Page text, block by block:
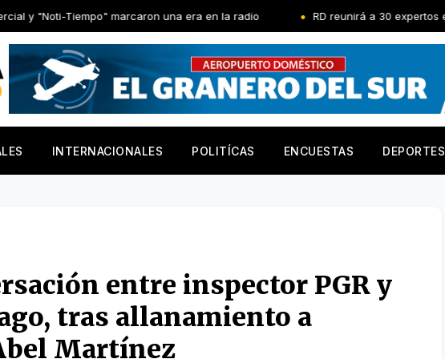
marcaron una era en la radio RD reunirá a 30 expertos en el
INTERNACIONALES POLITÍCAS ENCUESTAS DEPORTES
entre inspector PGR y
tras allanamiento a
Martínez